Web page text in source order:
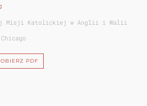
Misji Katolickiej w Anglii i Walii
Chicago
PDF